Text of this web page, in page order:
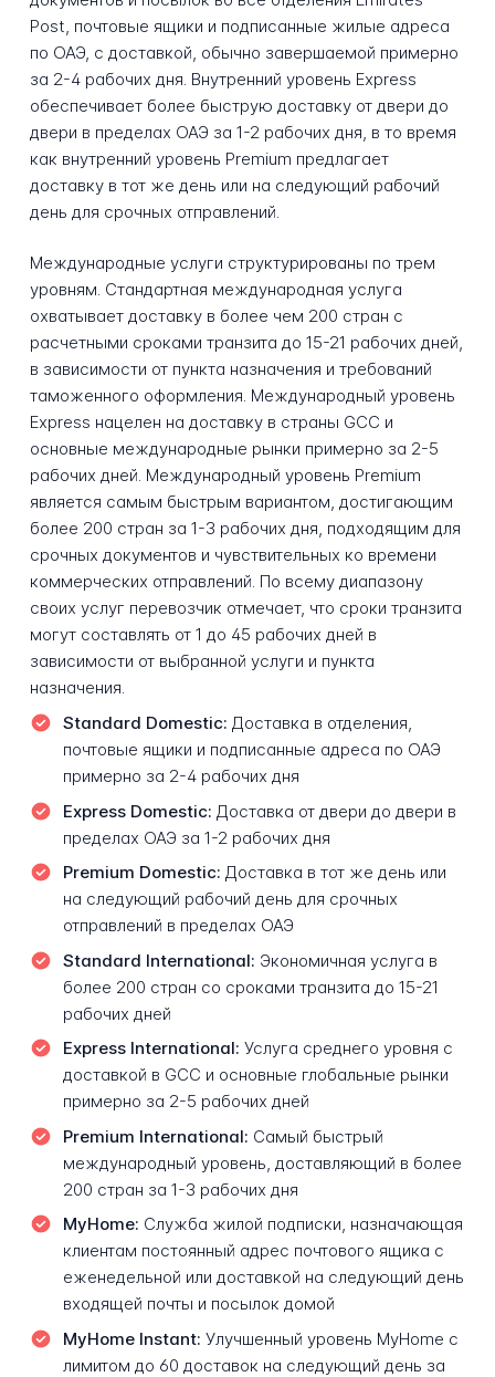
Post, почтовые ящики и подписанные жилые адреса
по ОАЭ, с доставкой, обычно завершаемой примерно
за 2-4 рабочих дня. Внутренний уровень Express
обеспечивает более быструю доставку от двери до
двери в пределах ОАЭ за 1-2 рабочих дня, в то время
как внутренний уровень Premium предлагает
доставку в тот же день или на следующий рабочий
день для срочных отправлений.
Международные услуги структурированы по трем
уровням. Стандартная международная услуга
охватывает доставку в более чем 200 стран с
расчетными сроками транзита до 15-21 рабочих дней,
в зависимости от пункта назначения и требований
таможенного оформления. Международный уровень
Express нацелен на доставку в страны GCC и
основные международные рынки примерно за 2-5
рабочих дней. Международный уровень Premium
является самым быстрым вариантом, достигающим
более 200 стран за 1-3 рабочих дня, подходящим для
срочных документов и чувствительных ко времени
коммерческих отправлений. По всему диапазону
своих услуг перевозчик отмечает, что сроки транзита
могут составлять от 1 до 45 рабочих дней в
зависимости от выбранной услуги и пункта
назначения.
Standard Domestic: Доставка в отделения,
почтовые ящики и подписанные адреса по ОАЭ
примерно за 2-4 рабочих дня
Express Domestic: Доставка от двери до двери в
пределах ОАЭ за 1-2 рабочих дня
Premium Domestic: Доставка в тот же день или
на следующий рабочий день для срочных
отправлений в пределах ОАЭ
Standard International: Экономичная услуга в
более 200 стран со сроками транзита до 15-21
рабочих дней
Express International: Услуга среднего уровня с
доставкой в GCC и основные глобальные рынки
примерно за 2-5 рабочих дней
Premium International: Самый быстрый
международный уровень, доставляющий в более
200 стран за 1-3 рабочих дня
MyHome: Служба жилой подписки, назначающая
клиентам постоянный адрес почтового ящика с
еженедельной или доставкой на следующий день
входящей почты и посылок домой
MyHome Instant: Улучшенный уровень MyHome с
лимитом до 60 доставок на следующий день за